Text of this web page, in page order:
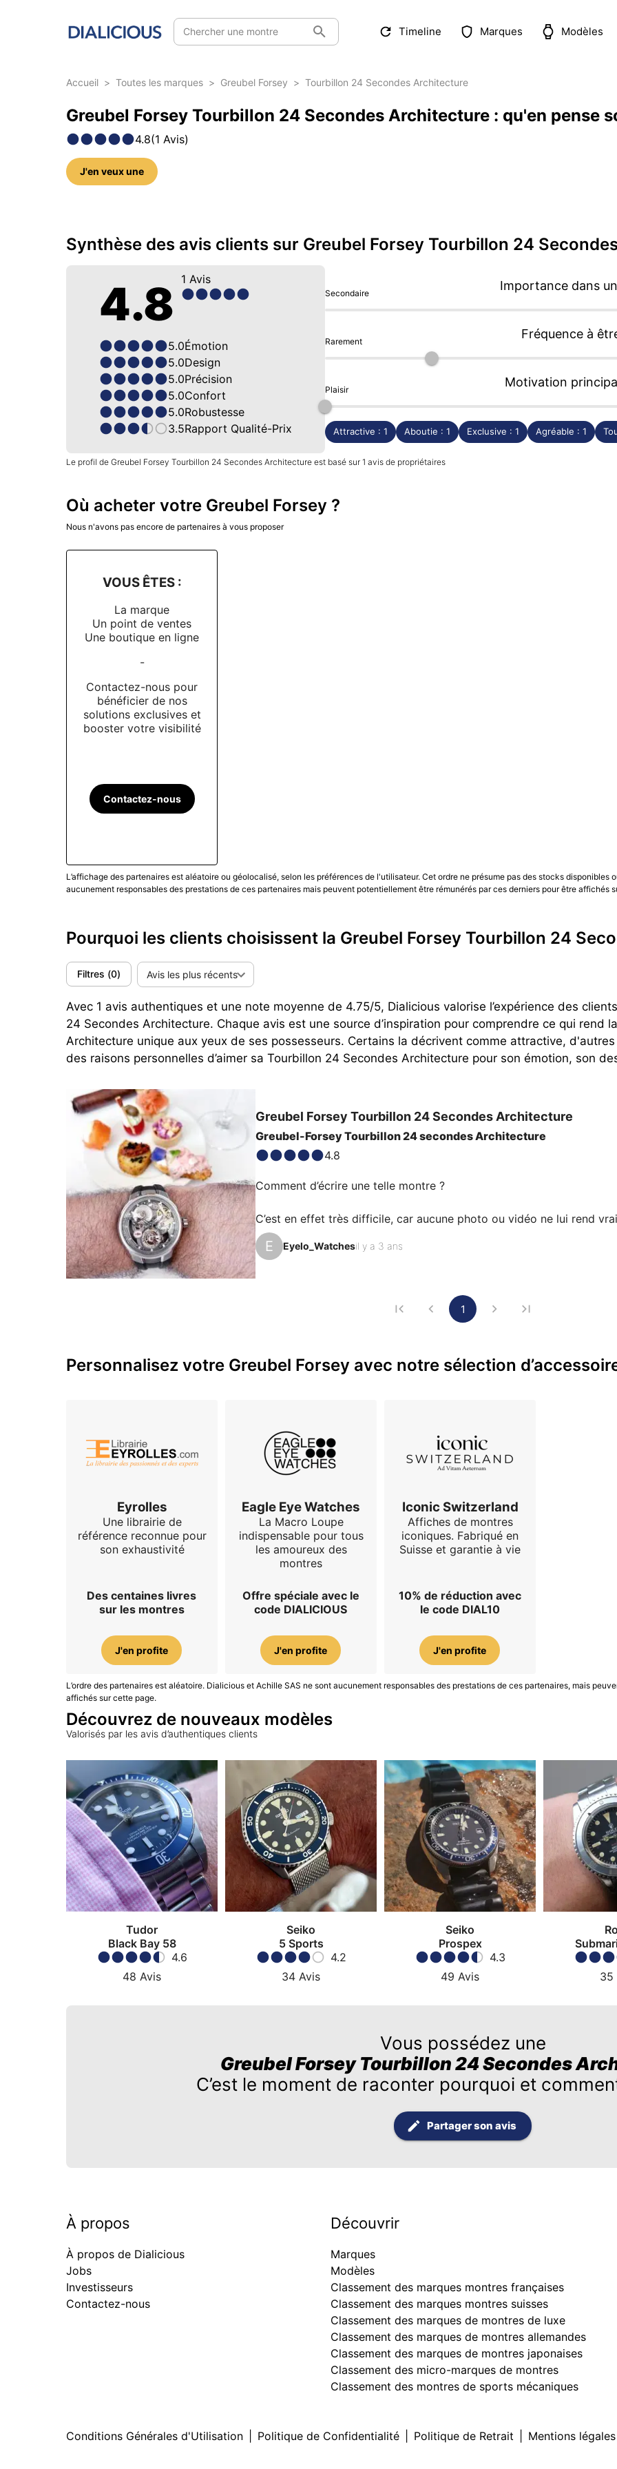
Chercher une montre Timeline Marques Modèles
Accueil > Toutes les marques > Greubel Forsey > Tourbillon 24 Secondes Architecture
Greubel Forsey Tourbillon 24 Secondes Architecture : qu'en pense
4.8(1 Avis)
J'en veux une
5 photos sur ce modèle
Synthèse des avis clients sur Greubel Forsey Tourbillon 24
4.8 1 Avis
5.0Émotion
5.0Design
5.0Précision
5.0Confort
5.0Robustesse
3.5Rapport Qualité-Prix
Secondaire
Importance dans
Rarement
Fréquence à
Plaisir
Motivation
Attractive : 1 Aboutie : 1 Exclusive : 1 Agréable : 1
Le profil de Greubel Forsey Tourbillon 24 Secondes Architecture est basé sur 1 avis de propriétaires
Où acheter votre Greubel Forsey ?
Nous n'avons pas encore de partenaires à vous proposer
VOUS ÊTES :
La marque
Un point de ventes
Une boutique en ligne
-
Contactez-nous pour
bénéficier de nos
solutions exclusives et
booster votre visibilité
Contactez-nous
L’affichage des partenaires est aléatoire ou géolocalisé, selon les préférences de l'utilisateur. Cet ordre ne présume pas des stocks disponibles
aucunement responsables des prestations de ces partenaires mais peuvent potentiellement être rémunérés par ces derniers pour être affichés
Pourquoi les clients choisissent la Greubel Forsey Tourbillon 24
Filtres (0) Avis les plus récents
Avec 1 avis authentiques et une note moyenne de 4.75/5, Dialicious valorise l’expérience des
24 Secondes Architecture. Chaque avis est une source d’inspiration pour comprendre ce qui rend
Architecture unique aux yeux de ses possesseurs. Certains la décrivent comme attractive,
des raisons personnelles d’aimer sa Tourbillon 24 Secondes Architecture pour son émotion, son
Greubel Forsey Tourbillon 24 Secondes Architecture
Greubel-Forsey Tourbillon 24 secondes Architecture
4.8
Comment d’écrire une telle montre ?
C’est en effet très difficile, car aucune photo ou vidéo ne lui rend
regardant n’est pas réellement transmissible sous forme d’image,
pièce.
La montre est en titane, du moins pour la lunette, les cornes et le
E Eyelo_Watchesil y a 3 ans
1
Personnalisez votre Greubel Forsey avec notre sélection
Eyrolles
Une librairie de
référence reconnue pour
son exhaustivité
Des centaines livres
sur les montres
J'en profite
Eagle Eye Watches
La Macro Loupe
indispensable pour tous
les amoureux des
montres
Offre spéciale avec le
code DIALICIOUS
J'en profite
Iconic Switzerland
Affiches de montres
iconiques. Fabriqué en
Suisse et garantie à vie
10% de réduction avec
le code DIAL10
J'en profite
L’ordre des partenaires est aléatoire. Dialicious et Achille SAS ne sont aucunement responsables des prestations de ces partenaires, mais
affichés sur cette page.
Découvrez de nouveaux modèles
Valorisés par les avis d’authentiques clients
Tudor
Black Bay 58
4.6
48 Avis
Seiko
5 Sports
4.2
34 Avis
Seiko
Prospex
4.3
49 Avis
35
Vous possédez une
Greubel Forsey Tourbillon 24 Secondes
C’est le moment de raconter pourquoi et
Partager son avis
À propos
À propos de Dialicious
Jobs
Investisseurs
Contactez-nous
Découvrir
Marques
Modèles
Classement des marques montres françaises
Classement des marques montres suisses
Classement des marques de montres de luxe
Classement des marques de montres allemandes
Classement des marques de montres japonaises
Classement des micro-marques de montres
Classement des montres de sports mécaniques
Conditions Générales d'Utilisation Politique de Confidentialité Politique de Retrait Mentions légales